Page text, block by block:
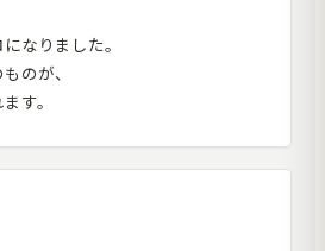
なりました。
のが、
す。